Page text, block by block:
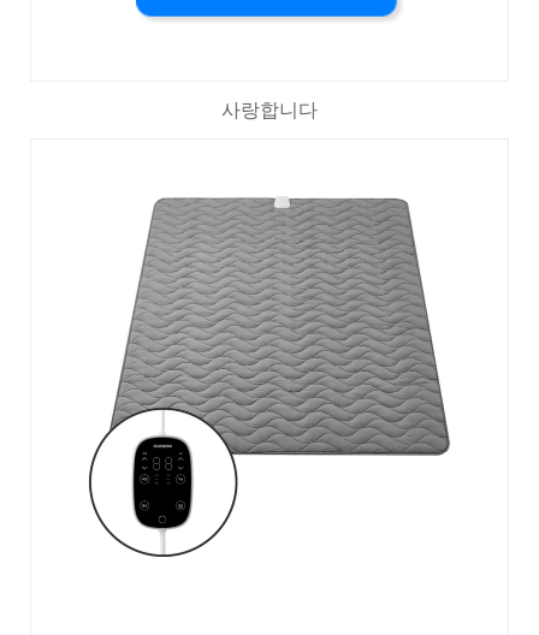
사랑합니다